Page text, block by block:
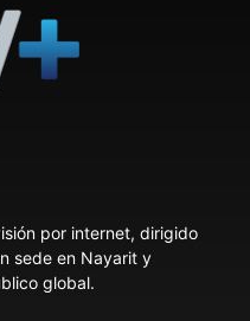
por internet, dirigido
sede en Nayarit y
global.